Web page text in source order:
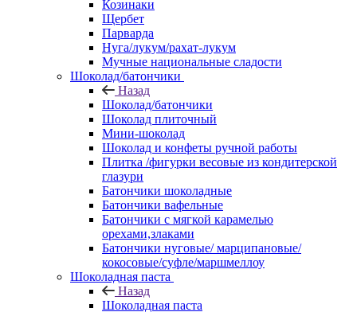
Козинаки
Щербет
Парварда
Нуга/лукум/рахат-лукум
Мучные национальные сладости
Шоколад/батончики
Назад
Шоколад/батончики
Шоколад плиточный
Мини-шоколад
Шоколад и конфеты ручной работы
Плитка /фигурки весовые из кондитерской
глазури
Батончики шоколадные
Батончики вафельные
Батончики с мягкой карамелью
орехами,злаками
Батончики нуговые/ марципановые/
кокосовые/суфле/маршмеллоу
Шоколадная паста
Назад
Шоколадная паста